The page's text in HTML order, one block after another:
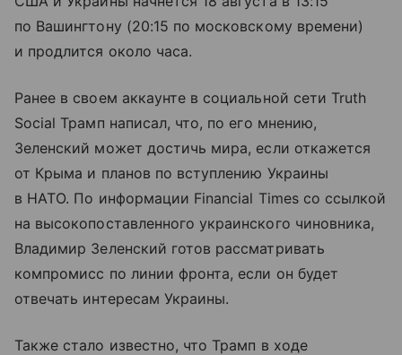
по Вашингтону (20:15 по московскому времени)
и продлится около часа.
Ранее в своем аккаунте в социальной сети Truth
Social Трамп написал, что, по его мнению,
Зеленский может достичь мира, если откажется
от Крыма и планов по вступлению Украины
в НАТО. По информации Financial Times со ссылкой
на высокопоставленного украинского чиновника,
Владимир Зеленский готов рассматривать
компромисс по линии фронта, если он будет
отвечать интересам Украины.
Также стало известно, что Трамп в ходе